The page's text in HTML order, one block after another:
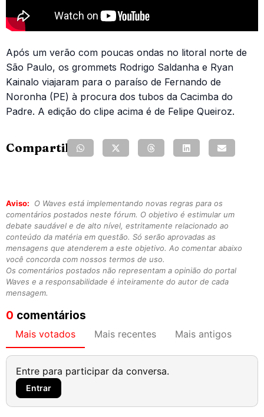
Após um verão com poucas ondas no litoral norte de
São Paulo, os grommets Rodrigo Saldanha e Ryan
Kainalo viajaram para o paraíso de Fernando de
Noronha (PE) à procura dos tubos da Cacimba do
Padre. A edição do clipe acima é de Felipe Queiroz.
Compartilhe:
Aviso:
O Waves está implementando novas regras para os
comentários postados neste fórum. O objetivo é estimular um
debate saudável e de alto nível, estritamente relacionado ao
conteúdo da matéria em questão. Só serão aprovadas as
mensagens que atenderem a este objetivo. Ao comentar abaixo
você concorda com nossos termos de uso.
Os comentários postados não representam a opinião do portal
Waves e a responsabilidade é inteiramente do autor de cada
mensagem.
0 comentários
Mais votados Mais recentes Mais antigos
Entre para participar da conversa.
Entrar